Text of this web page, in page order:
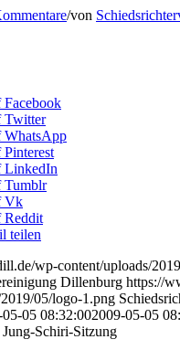
/von
Facebook
Twitter
WhatsApp
LinkedIn
Tumblr
Vk
Reddit
teilen
wp-content/uploads/
Dillenburg https://
05/logo-1.png
05-05 08:32:002009-05-05
Schiri-Sitzung